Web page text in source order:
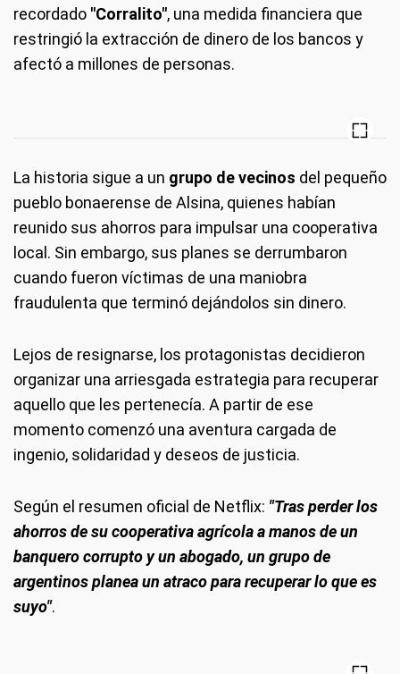
recordado "Corralito", una medida financiera que
restringió la extracción de dinero de los bancos y
afectó a millones de personas.
La historia sigue a un grupo de vecinos del pequeño
pueblo bonaerense de Alsina, quienes habían
reunido sus ahorros para impulsar una cooperativa
local. Sin embargo, sus planes se derrumbaron
cuando fueron víctimas de una maniobra
fraudulenta que terminó dejándolos sin dinero.
Lejos de resignarse, los protagonistas decidieron
organizar una arriesgada estrategia para recuperar
aquello que les pertenecía. A partir de ese
momento comenzó una aventura cargada de
ingenio, solidaridad y deseos de justicia.
Según el resumen oficial de Netflix: "Tras perder los
ahorros de su cooperativa agrícola a manos de un
banquero corrupto y un abogado, un grupo de
argentinos planea un atraco para recuperar lo que es
suyo".